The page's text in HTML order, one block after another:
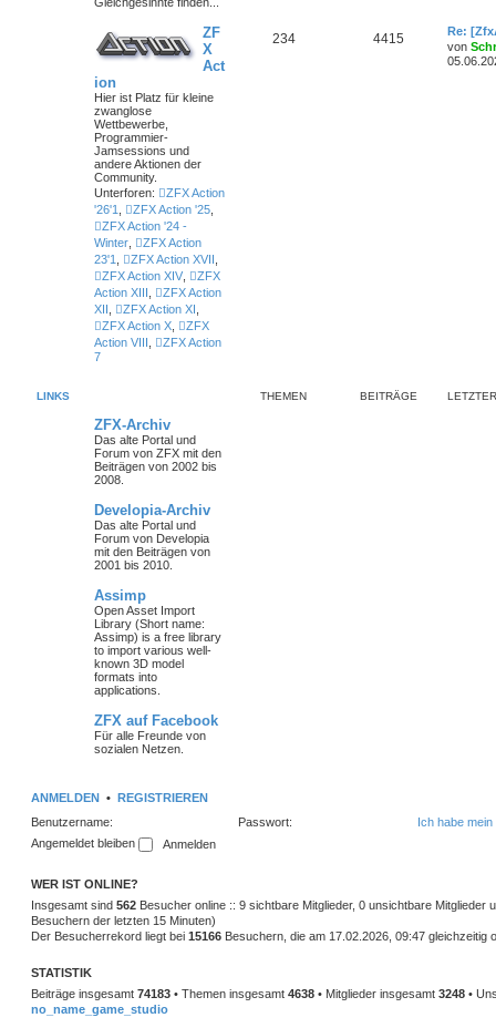
ZF
X
Act
ion
Hier ist Platz für kleine
zwanglose
Wettbewerbe,
Programmier-
Jamsessions und
andere Aktionen der
Community.
Unterforen:
ZFX Action
'26'1
ZFX Action '25
ZFX Action '24 -
Winter
ZFX Action
23'1
ZFX Action XVII
ZFX Action XIV
ZFX
Action XIII
ZFX Action
XII
ZFX Action XI
ZFX Action X
ZFX
Action VIII
ZFX Action
7
234 4415
Re:
von
LINKS THEMEN BEITRÄGE
ZFX-Archiv
Das alte Portal und
Forum von ZFX mit den
Beiträgen von 2002 bis
2008.
Developia-Archiv
Das alte Portal und
Forum von Developia
mit den Beiträgen von
2001 bis 2010.
Assimp
Open Asset Import
Library (Short name:
Assimp) is a free library
to import various well-
known 3D model
formats into
applications.
ZFX auf Facebook
Für alle Freunde von
sozialen Netzen.
ANMELDEN • REGISTRIEREN
Benutzername:
Passwort:
Ich habe
Angemeldet bleiben
WER IST ONLINE?
Insgesamt sind 562 Besucher online :: 9 sichtbare Mitglieder, 0 unsichtbare Mitglieder
Besuchern der letzten 15 Minuten)
Der Besucherrekord liegt bei 15166 Besuchern, die am 17.02.2026, 09:47 gleichzeitig
STATISTIK
Beiträge insgesamt 74183 • Themen insgesamt 4638 • Mitglieder insgesamt 3248 •
no_name_game_studio